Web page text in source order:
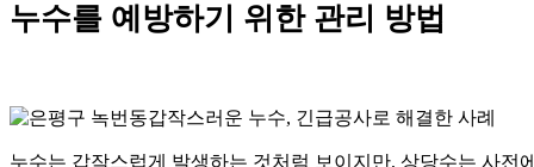
누수를 예방하기 위한 관리 방법
누수는 갑작스럽게 발생하는 것처럼 보이지만, 상당수는 사전